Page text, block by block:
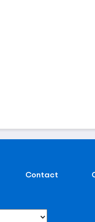
Contact